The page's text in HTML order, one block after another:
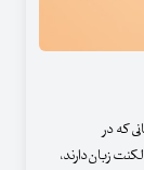
که در
زبان‌دارند،